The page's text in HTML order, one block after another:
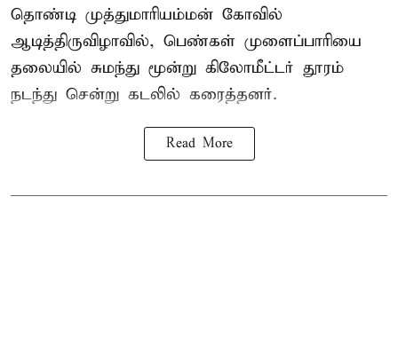
தொண்டி முத்துமாரியம்மன் கோவில்
ஆடித்திருவிழாவில், பெண்கள் முளைப்பாரியை
தலையில் சுமந்து மூன்று கிலோமீட்டர் தூரம்
நடந்து சென்று கடலில் கரைத்தனர்.
Read More